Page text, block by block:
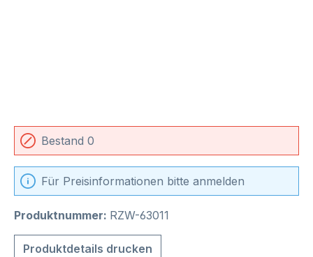
Bestand 0
Für Preisinformationen bitte anmelden
Produktnummer: RZW-63011
Produktdetails drucken